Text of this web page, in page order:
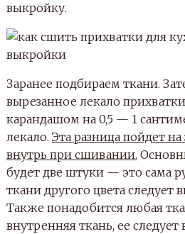
выкройку.
Заранее подбираем ткани.
вырезанное лекало
карандашом на 0,5 — 1
лекало. Эта разница пойдет на
внутрь при сшивании.
будет две штуки — это сама
ткани другого цвета следует
Также понадобится любая
внутренняя ткань, ее следует